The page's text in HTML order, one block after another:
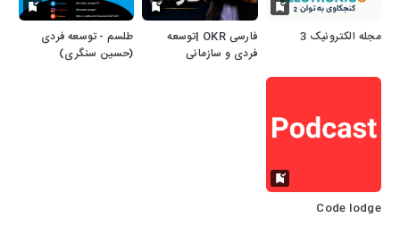
مجله الکترونیک 3
فارسی OKR |توسعه
فردی و سازمانی
طلسم - توسعه فردی
(حسین سنگری)
Code lodge